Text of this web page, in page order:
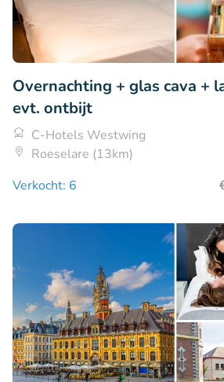
Overnachting + glas cava +
evt. ontbijt
C-Hotels Westwing
Roeselare (13km)
Verkocht: 6